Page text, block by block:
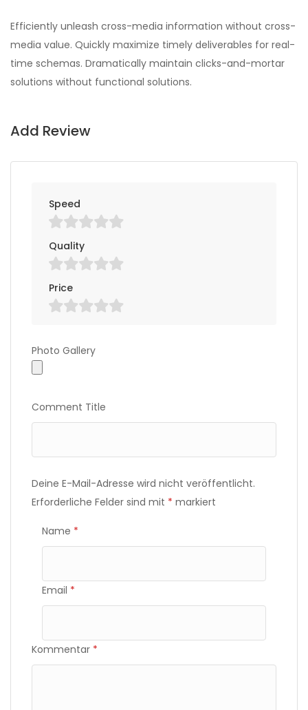
Efficiently unleash cross-media information without cross-
media value. Quickly maximize timely deliverables for real-
time schemas. Dramatically maintain clicks-and-mortar
solutions without functional solutions.
Add Review
Speed
Quality
Price
Photo Gallery
Photo Gallery
Comment Title
Deine E-Mail-Adresse wird nicht veröffentlicht.
Erforderliche Felder sind mit * markiert
Name *
Email *
Kommentar *